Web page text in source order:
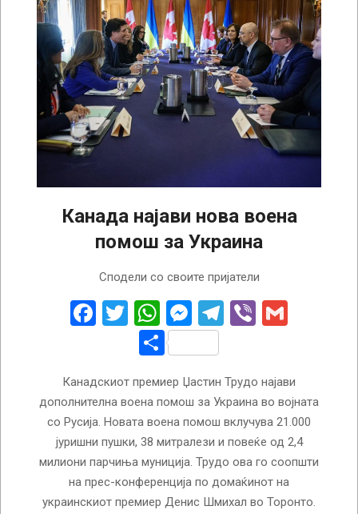
Канада најави нова воена
помош за Украина
Сподели со своите пријатели
Facebook
TwitterWhatsApp
Messenger
Telegram
Viber
Share
Канадскиот премиер Џастин Трудо најави
дополнителна воена помош за Украина во војната
со Русија. Новата воена помош вклучува 21.000
јуришни пушки, 38 митралези и повеќе од 2,4
милиони парчиња муниција. Трудо ова го соопшти
на прес-конференција по домаќинот на
украинскиот премиер Денис Шмихал во Торонто.